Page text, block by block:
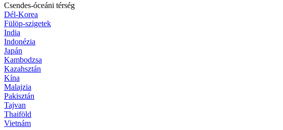
Csendes-óceáni térség
Dél-Korea
Fülöp-szigetek
India
Indonézia
Japán
Kambodzsa
Kazahsztán
Kína
Malajzia
Pakisztán
Tajvan
Thaiföld
Vietnám